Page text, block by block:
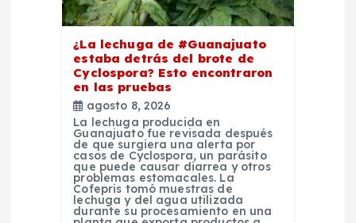
¿La lechuga de #Guanajuato
estaba detrás del brote de
Cyclospora? Esto encontraron
en las pruebas
agosto 8, 2026
La lechuga producida en
Guanajuato fue revisada después
de que surgiera una alerta por
casos de Cyclospora, un parásito
que puede causar diarrea y otros
problemas estomacales. La
Cofepris tomó muestras de
lechuga y del agua utilizada
durante su procesamiento en una